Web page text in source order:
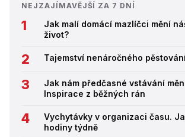
NEJZAJÍMAVĚJŠÍ ZA 7 DNÍ
Jak malí domácí mazlíčci mění
život?
Tajemství nenáročného
Jak nám předčasné vstávání
Inspirace z běžných rán
Vychytávky v organizaci času.
hodiny týdně